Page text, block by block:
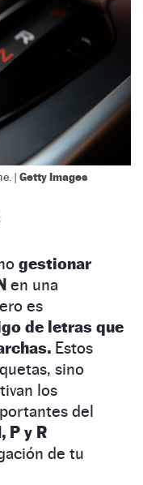
| Getty Images
gestionar
en una
es
de letras que
Estos
sino
los
del
P y R
de tu